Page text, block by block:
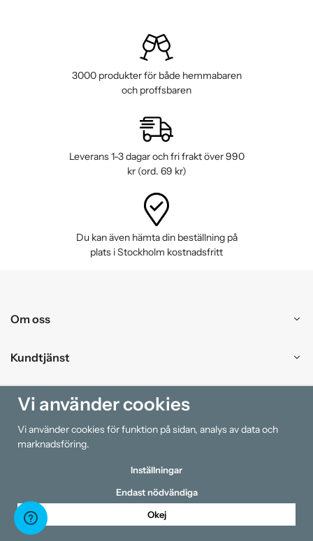
3000 produkter för både hemmabaren
och proffsbaren
Leverans 1-3 dagar och fri frakt över 990
kr (ord. 69 kr)
Du kan även hämta din beställning på
plats i Stockholm kostnadsfritt
Om oss
Kundtjänst
Handla
Information
Vi använder cookies
Vi använder cookies för funktion på sidan, analys av data och
marknadsföring.
Inställningar
Endast nödvändiga
Okej